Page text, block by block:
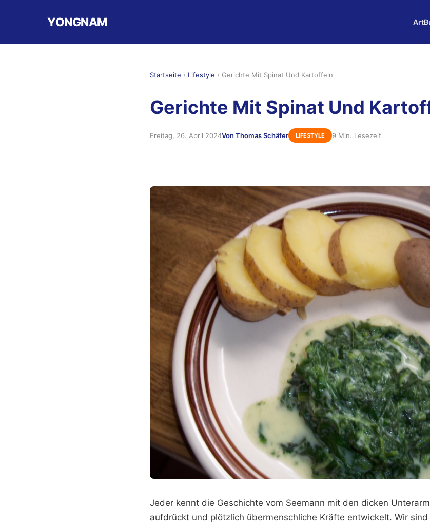
YONGNAM Art
Startseite › Lifestyle › Gerichte Mit Spinat Und Kartoffeln
Gerichte Mit Spinat Und
Freitag, 26. April 2024Von Thomas Schäfer LIFESTYLE 9 Min. Lesezeit
Jeder kennt die Geschichte vom Seemann mit den dicken
aufdrückt und plötzlich übermenschliche Kräfte entwickelt. Wir